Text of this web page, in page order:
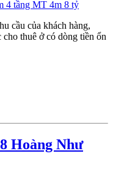
cầu của khách hàng,
thuê ở có dòng tiền ổn
Hoàng Như